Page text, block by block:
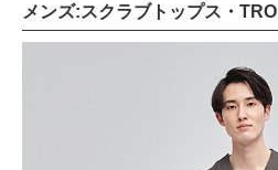
メンズ:スクラブトップス・TRO